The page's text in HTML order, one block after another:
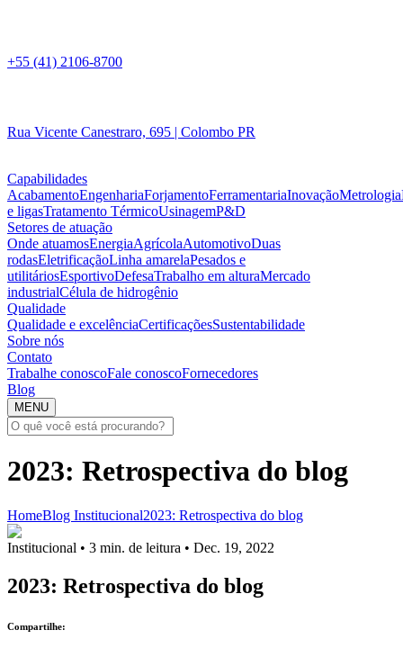
+55 (41) 2106-8700
Rua Vicente Canestraro, 695 | Colombo PR
Capabilidades
AcabamentoEngenhariaForjamentoFerramentariaInovaçãoMetrologia
e ligasTratamento TérmicoUsinagemP&D
Setores de atuação
Onde atuamosEnergiaAgrícolaAutomotivoDuas
rodasEletrificaçãoLinha amarelaPesados e
utilitáriosEsportivoDefesaTrabalho em alturaMercado
industrialCélula de hidrogênio
Qualidade
Qualidade e excelênciaCertificaçõesSustentabilidade
Sobre nós
Contato
Trabalhe conoscoFale conoscoFornecedores
Blog
MENU
2023: Retrospectiva do blog
HomeBlog Institucional2023: Retrospectiva do blog
Institucional • 3 min. de leitura • Dec. 19, 2022
2023: Retrospectiva do blog
Compartilhe: